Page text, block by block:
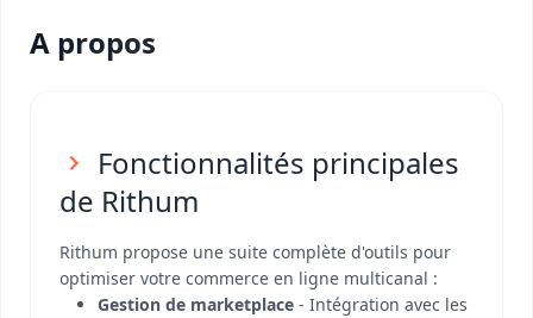
A propos
Fonctionnalités principales
de Rithum
Rithum propose une suite complète d'outils pour
optimiser votre commerce en ligne multicanal :
Gestion de marketplace - Intégration avec les